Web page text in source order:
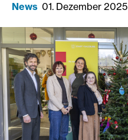
News 01. Dezember 2025